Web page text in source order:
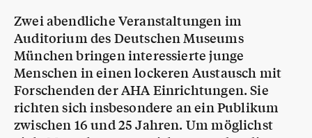
Zwei abendliche Veranstaltungen im
Auditorium des Deutschen Museums
München bringen interessierte junge
Menschen in einen lockeren Austausch mit
Forschenden der AHA Einrichtungen. Sie
richten sich insbesondere an ein Publikum
zwischen 16 und 25 Jahren. Um möglichst